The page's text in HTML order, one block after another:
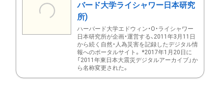
バード大学ライシャワー日本研究
所)
ハーバード大学エドウィン・O・ライシャワー
日本研究所が企画・運営する、2011年3月11日
から続く自然・人為災害を記録したデジタル情
報へのポータルサイト。 *2017年1月20日に
「2011年東日本大震災デジタルアーカイブ」か
ら名称変更された。